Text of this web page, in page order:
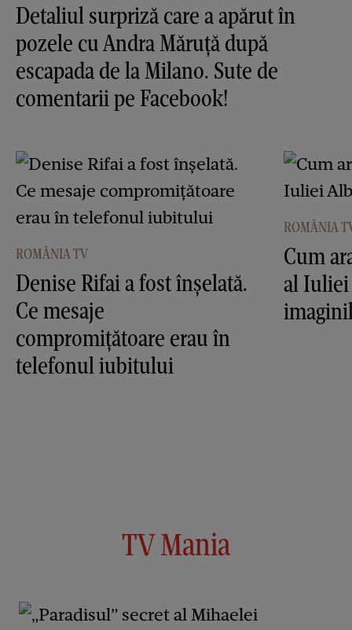
Detaliul surpriză care a apărut în
pozele cu Andra Măruţă după
escapada de la Milano. Sute de
comentarii pe Facebook!
ROMÂNIA TV
Denise Rifai a fost înşelată.
Ce mesaje
compromiţătoare erau în
telefonul iubitului
ROMÂNIA
Cum
al Iuliei
TV Mania